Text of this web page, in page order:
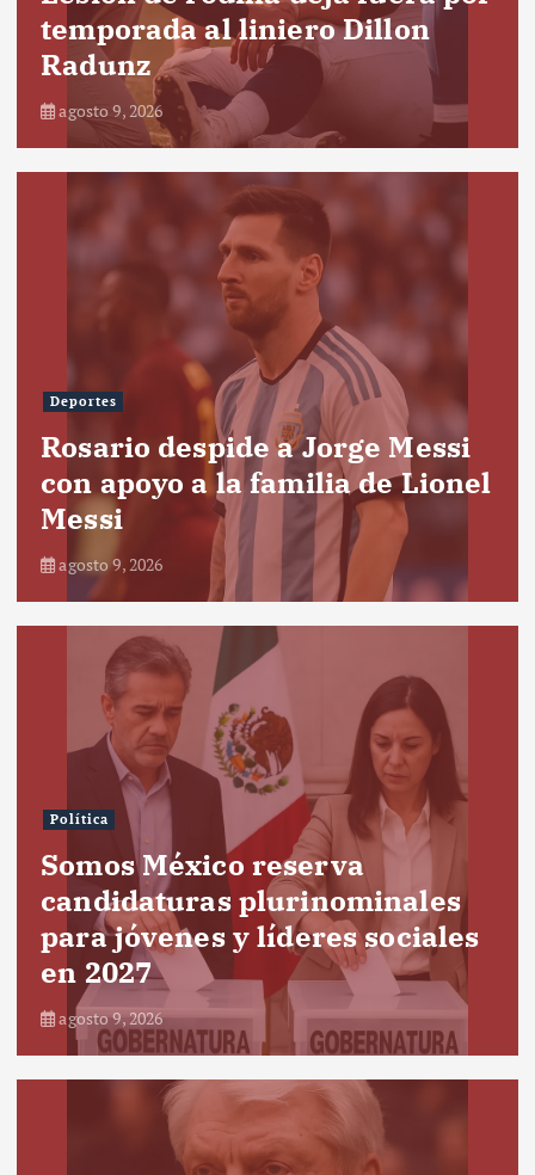
temporada al liniero Dillon
Radunz
agosto 9, 2026
Deportes
Rosario despide a Jorge Messi
con apoyo a la familia de Lionel
Messi
agosto 9, 2026
Política
Somos México reserva
candidaturas plurinominales
para jóvenes y líderes sociales
en 2027
agosto 9, 2026